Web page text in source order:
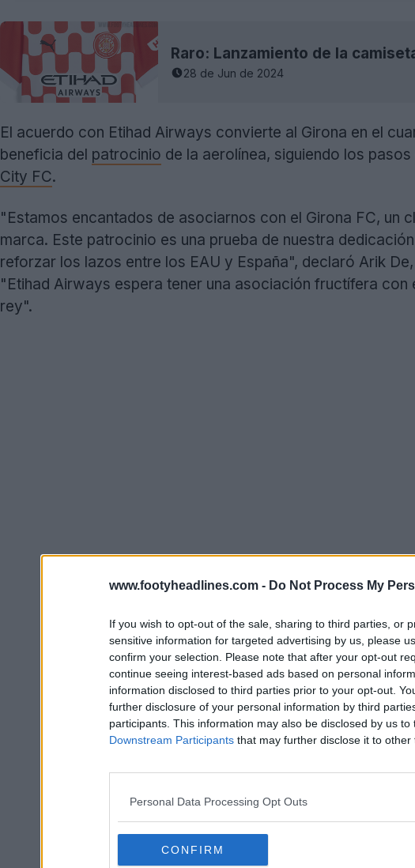
www.footyheadlines.com - Do Not Process My
If you wish to opt-out of the sale, sharing to third parties, or
sensitive information for targeted advertising by us, please
confirm your selection. Please note that after your opt-out
continue seeing interest-based ads based on personal
information disclosed to third parties prior to your opt-out.
further disclosure of your personal information by third
participants. This information may also be disclosed by us
Downstream Participants that may further disclose it to other
Personal Data Processing Opt Outs
CONFIRM
Raro: Lanzamiento de la
28 de Jun de 2024
El acuerdo con Etihad Airways convierte al Girona en el
beneficia del patrocinio de la aerolínea, siguiendo los pasos
City FC.
"Estamos encantados de asociarnos con el Girona FC, un
marca. Este patrocinio es una prueba de nuestra
reforzar los lazos entre los EAU y España", declaró Arik
"Etihad Airways espera tener una asociación fructífera
rey".